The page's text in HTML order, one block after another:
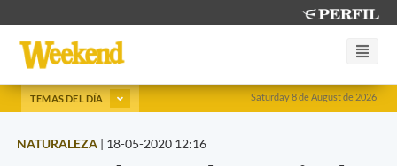
Saturday 8 de August de 2026
TEMAS DEL DÍA
NATURALEZA | 18-05-2020 12:16